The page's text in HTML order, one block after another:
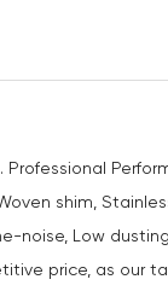
shim,
noise, Low
price, as our